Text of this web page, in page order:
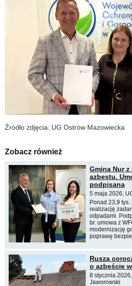
Źródło zdjęcia: UG Ostrów Mazowiecka
Zobacz również
Gmina Nur
azbestu.
podpisana
5 maja 2026,
Ponad 23,9 tys.
realizację
odpadami.
br. umowa z
modernizację
poprawę
Rusza
o azbeście
8 stycznia
Jaworowski